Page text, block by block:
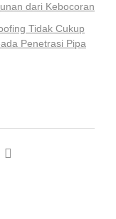
dari Kebocoran
Tidak Cukup
Penetrasi Pipa